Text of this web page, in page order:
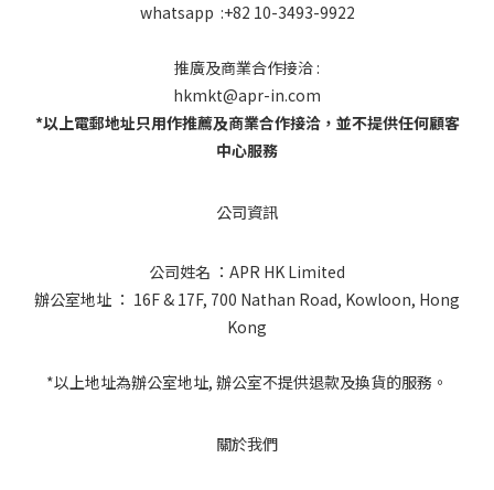
whatsapp :+82 10-3493-9922
推廣及商業合作接洽 :
hkmkt@apr-in.com
*以上電郵地址只用作推薦及商業合作接洽，並不提供任何顧客
中心服務
公司資訊
公司姓名 ：APR HK Limited
辦公室地址 ： 16F & 17F, 700 Nathan Road, Kowloon, Hong
Kong
*以上地址為辦公室地址, 辦公室不提供退款及換貨的服務。
關於我們